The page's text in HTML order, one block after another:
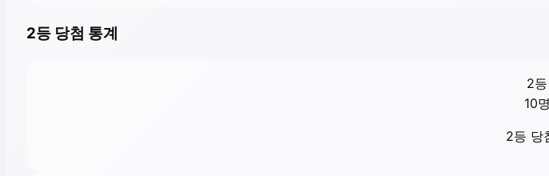
2등 당첨 통계
2등
10명
2등 당